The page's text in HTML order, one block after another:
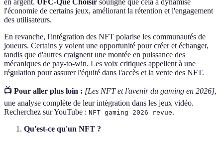
en argent. UFC-Que Choisir souligne que cela a dynamisé
l'économie de certains jeux, améliorant la rétention et l'engagement
des utilisateurs.
En revanche, l'intégration des NFT polarise les communautés de
joueurs. Certains y voient une opportunité pour créer et échanger,
tandis que d'autres craignent une montée en puissance des
mécaniques de pay-to-win. Les voix critiques appellent à une
régulation pour assurer l'équité dans l'accès et la vente des NFT.
📺 Pour aller plus loin : [Les NFT et l'avenir du gaming en 2026],
une analyse complète de leur intégration dans les jeux vidéo.
Recherchez sur YouTube : NFT gaming 2026 revue.
Qu'est-ce qu'un NFT ?